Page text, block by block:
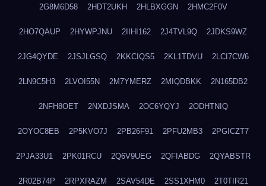
2G8M6D58 2HDT2UKH 2HLBXGGN 2HMC2F0V
2HO7QAUP 2HYWPJNU 2IIHI162 2J4TVL9Q 2JDKS9WZ
2JG4QYDE 2JSJLGSQ 2KKCIQS5 2KL1TDVU 2LCI7CW6
2LN9C5H3 2LVOI55N 2M7YMERZ 2MIQDBKK 2N165DB2
2NFH8OET 2NXDJSMA 2OC6YQYJ 2ODHTNIQ
2OYOC8EB 2P5KVO7J 2PB26F91 2PFU2MB3 2PGICZT7
2PJA33U1 2PK01RCU 2Q6V9UEG 2QFIABDG 2QYABSTR
2R02B74P 2RPXRAZM 2SAV54DE 2SS1XHM0 2T0TIR21